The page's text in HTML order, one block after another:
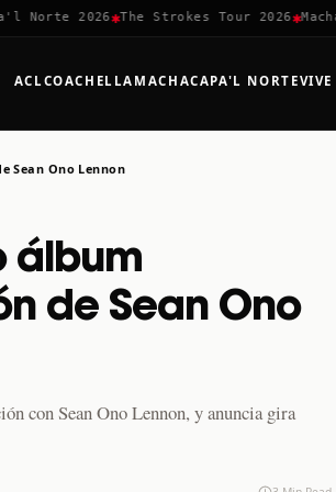
2026✱The Strokes Tour 2026✱
ACLCOACHELLA MACHACAPA'L NORTE
Sean Ono Lennon
álbum
de Sean Ono
con Sean Ono Lennon, y anuncia gira